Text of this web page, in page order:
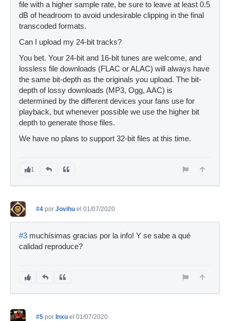
file with a higher sample rate, be sure to leave at least 0.5
dB of headroom to avoid undesirable clipping in the final
transcoded formats.
Can I upload my 24-bit tracks?
You bet. Your 24-bit and 16-bit tunes are welcome, and
lossless file downloads (FLAC or ALAC) will always have
the same bit-depth as the originals you upload. The bit-
depth of lossy downloads (MP3, Ogg, AAC) is
determined by the different devices your fans use for
playback, but whenever possible we use the higher bit
depth to generate those files.
We have no plans to support 32-bit files at this time.
1
#4 por Jovihu el 01/07/2020
#3 muchísimas gracias por la info! Y se sabe a qué
calidad reproduce?
#5 por Inxu el 01/07/2020